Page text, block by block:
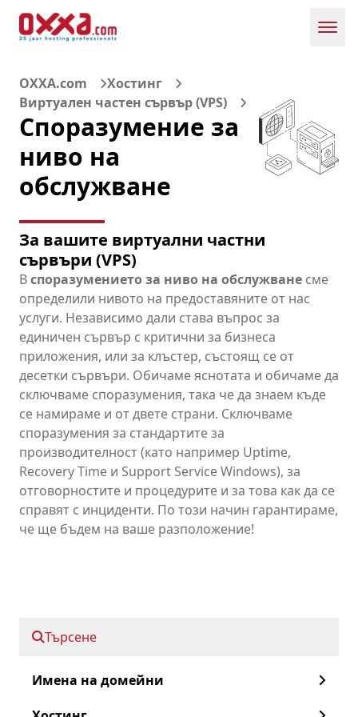
Имена на домейни
Търсене
OXXA.com
Хостинг
Виртуален частен сървър (VPS)
Споразумение за
ниво на
обслужване
За вашите виртуални частни
сървъри (VPS)
Вспоразумението за ниво на обслужване сме
определили нивото на предоставяните от нас
услуги. Независимо дали става въпрос за
единичен сървър с критични за бизнеса
приложения, или за клъстер, състоящ се от
десетки сървъри. Обичаме яснотата и обичаме да
сключваме споразумения, така че да знаем къде
се намираме и от двете страни. Сключваме
споразумения за стандартите за
производителност (като например Uptime,
Recovery Time и Support Service Windows), за
отговорностите и процедурите и за това как да се
справят с инциденти. По този начин гарантираме,
че ще бъдем на ваше разположение!
моите VPS(и)